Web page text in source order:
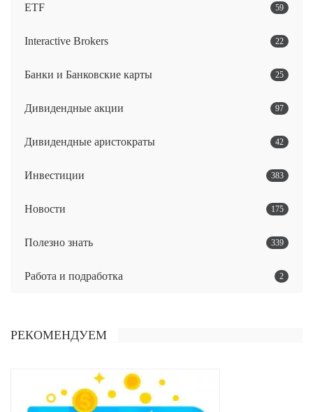
ETF 59
Interactive Brokers 22
Банки и Банковские карты 25
Дивидендные акции 97
Дивидендные аристократы 42
Инвестиции 383
Новости 175
Полезно знать 339
Работа и подработка 2
РЕКОМЕНДУЕМ